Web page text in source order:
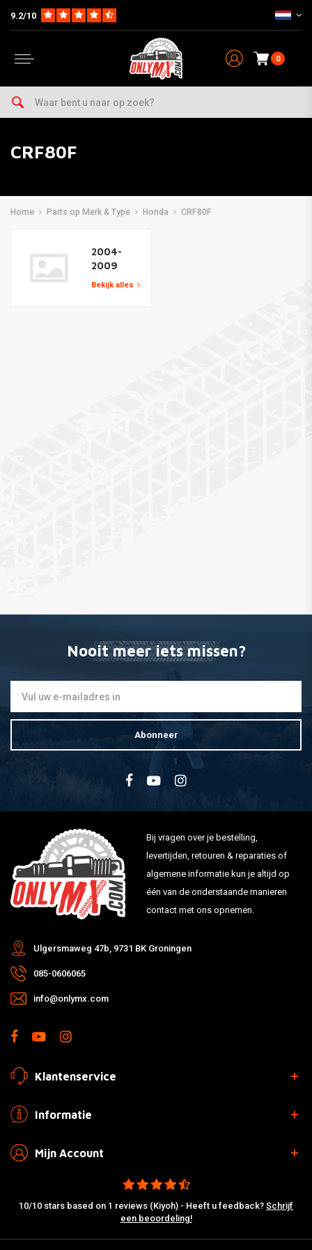
9.2/10
0
CRF80F
Home Parts op Merk & Type Honda CRF80F
2004-
2009
Bekijk alles
Nooit meer iets missen?
Abonneer
Bij vragen over je bestelling,
levertijden, retouren & reparaties of
algemene informatie kun je altijd op
één van de onderstaande manieren
contact met ons opnemen.
Ulgersmaweg 47b, 9731 BK Groningen
085-0606065
info@onlymx.com
Klantenservice
Informatie
Mijn Account
10/10 stars based on 1 reviews (Kiyoh) - Heeft u feedback? Schrijf
een beoordeling!